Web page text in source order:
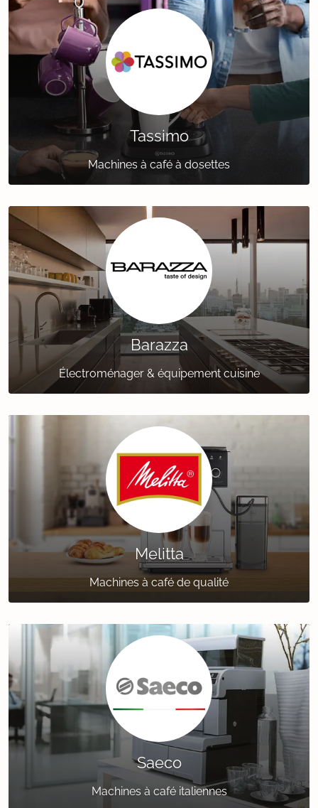
Tassimo
Machines à café à dosettes
Barazza
Électroménager & équipement cuisine
Melitta
Machines à café de qualité
Saeco
Machines à café italiennes